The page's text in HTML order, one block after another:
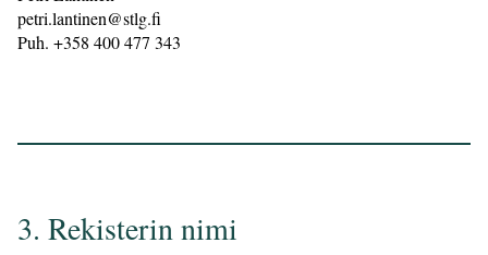
petri.lantinen@stlg.fi
Puh. +358 400 477 343
3. Rekisterin nimi